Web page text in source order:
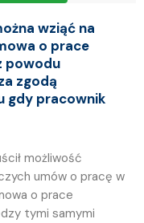
wziąć na
o prace
powodu
zgodą
gdy pracownik
możliwość
umów o pracę w
o prace
tymi samymi